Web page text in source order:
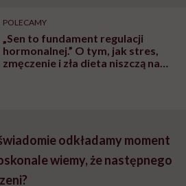
POLECAMY
„Sen to fundament regulacji
hormonalnej.” O tym, jak stres,
zmęczenie i zła dieta niszczą nam
odkładamy moment
wiemy, że następnego